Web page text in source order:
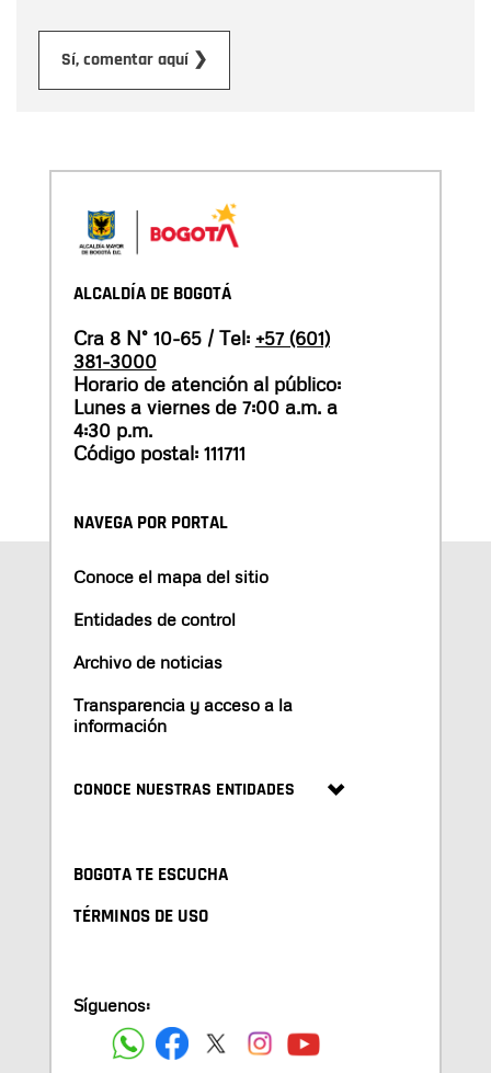
Sí, comentar aquí ❯
ALCALDÍA DE BOGOTÁ
Cra 8 N° 10-65 / Tel: +57 (601)
381-3000
Horario de atención al público:
Lunes a viernes de 7:00 a.m. a
4:30 p.m.
Código postal: 111711
NAVEGA POR PORTAL
Conoce el mapa del sitio
Entidades de control
Archivo de noticias
Transparencia y acceso a la
información
CONOCE NUESTRAS ENTIDADES
BOGOTA TE ESCUCHA
TÉRMINOS DE USO
Síguenos: